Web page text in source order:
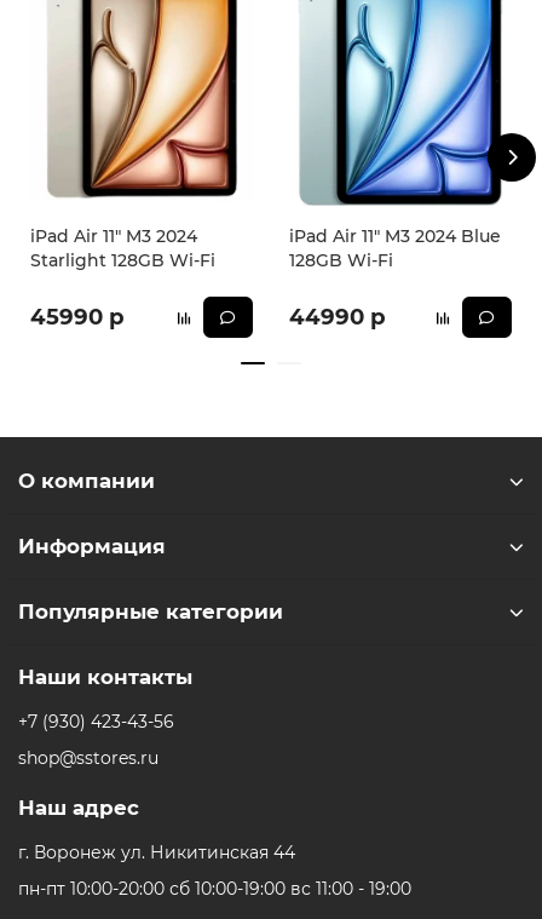
iPad Air 11" M3 2024
Starlight 128GB Wi-Fi
45990 р
iPad Air 11" M3 2024 Blue
128GB Wi-Fi
44990 р
О компании
Информация
Популярные категории
Наши контакты
+7 (930) 423-43-56
shop@sstores.ru
Наш адрес
г. Воронеж ул. Никитинская 44
пн-пт 10:00-20:00 сб 10:00-19:00 вс 11:00 - 19:00